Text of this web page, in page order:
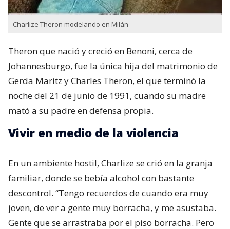
Charlize Theron modelando en Milán
Theron que nació y creció en Benoni,​ cerca de
Johannesburgo, fue la única hija del matrimonio de
Gerda Maritz​ y Charles Theron, el que terminó la
noche del 21 de junio de 1991, cuando su madre
mató a su padre en defensa propia.
Vivir en medio de la violencia
En un ambiente hostil, Charlize se crió en la granja
familiar, donde se bebía alcohol con bastante
descontrol. “Tengo recuerdos de cuando era muy
joven, de ver a gente muy borracha, y me asustaba.
Gente que se arrastraba por el piso borracha. Pero